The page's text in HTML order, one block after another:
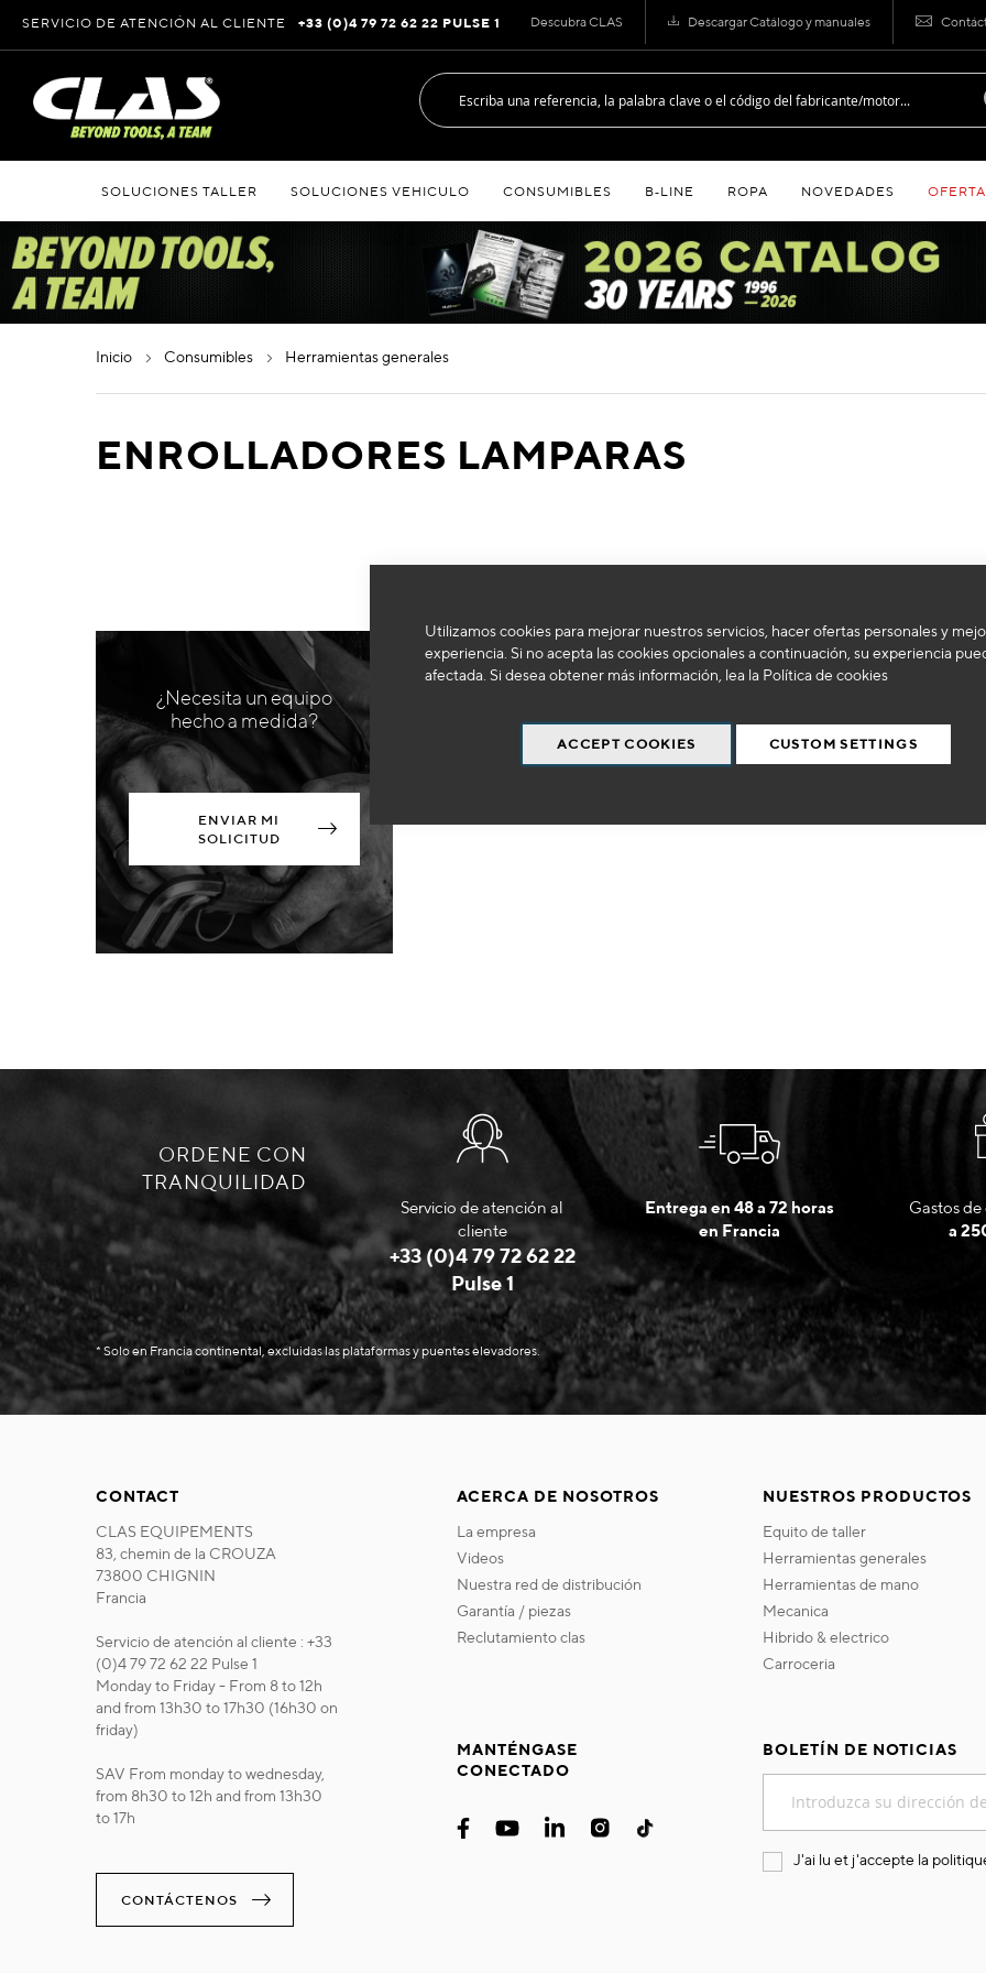
Utilizamos cookies para mejorar nuestros servicios, hacer ofertas personales y
experiencia. Si no acepta las cookies opcionales a continuación, su experiencia
afectada. Si desea obtener más información, lea la Política de cookies
ACCEPT COOKIES CUSTOM SETTINGS
Descubra CLAS Descargar Catálogo y manuales
al
contenido
SERVICIO DE ATENCIÓN AL CLIENTE +33 (0)4 79 72 62 22 PULSE 1
SOLUCIONES TALLER SOLUCIONES VEHICULO CONSUMIBLES B‑LINE ROPA NOVEDADES
inicio consumibles herramientas generales
ENROLLADORES LAMPARAS
No podemos encontrar productos que coincida con la selección.
¿Necesita un equipo
hecho a medida?
ENVIAR MI
SOLICITUD
ORDENE CON
TRANQUILIDAD
Servicio de atención al
cliente
+33 (0)4 79 72 62 22
Pulse 1
Entrega en 48 a 72 horas
en Francia
Gastos
a
* Solo en Francia continental, excluidas las plataformas y puentes elevadores.
CONTACT
CLAS EQUIPEMENTS
83, chemin de la CROUZA
73800 CHIGNIN
Francia
Servicio de atención al cliente : +33
(0)4 79 72 62 22 Pulse 1
Monday to Friday - From 8 to 12h
and from 13h30 to 17h30 (16h30 on
friday)
SAV From monday to wednesday,
from 8h30 to 12h and from 13h30
to 17h
CONTÁCTENOS
ACERCA DE NOSOTROS
la empresa
videos
nuestra red de distribución
garantía / piezas
reclutamiento clas
NUESTROS PRODUCTOS
equito de taller
herramientas generales
herramientas de mano
mecanica
hibrido & electrico
carroceria
MANTÉNGASE
CONECTADO
BOLETÍN DE NOTICIAS
nuestro
boletín
de
J'ai lu et j'accepte la